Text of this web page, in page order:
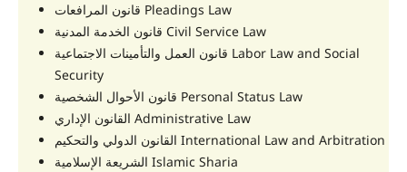
قانون المرافعات Pleadings Law
قانون الخدمة المدنية Civil Service Law
قانون العمل والتأمينات الاجتماعية Labor Law and Social
Security
قانون الأحوال الشخصية Personal Status Law
القانون الإداري Administrative Law
القانون الدولي والتحكيم International Law and Arbitration
الشريعة الإسلامية Islamic Sharia